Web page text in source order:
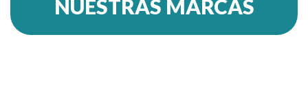
NUESTRAS MARCAS